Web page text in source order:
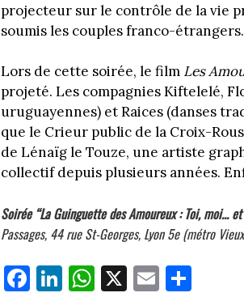
projecteur sur le contrôle de la vie
soumis les couples franco-étrangers.
Lors de cette soirée, le film Les
projeté. Les compagnies Kiftelelé,
uruguayennes) et Raices (danses
que le Crieur public de la Croix-
de Lénaïg le Touze, une artiste
collectif depuis plusieurs années.
Soirée “La Guinguette des Amoureux : Toi, moi...
Passages, 44 rue St-Georges, Lyon 5e (métro
Fa Li W X E